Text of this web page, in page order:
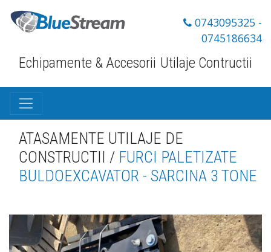
Echipamente & Accesorii Utilaje Contructii
0743095325 -
0745186634
ATASAMENTE UTILAJE DE
CONSTRUCTII / FURCI PALETIZATE
BULDOEXCAVATOR - SARCINA 3 TONE